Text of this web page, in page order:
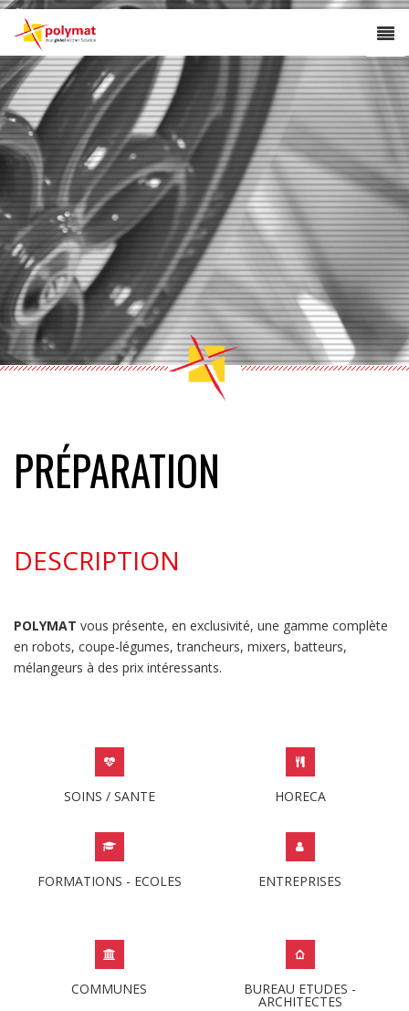
PRÉPARATION
DESCRIPTION
POLYMAT vous présente, en exclusivité, une gamme complète
en robots, coupe-légumes, trancheurs, mixers, batteurs,
mélangeurs à des prix intéressants.
SOINS / SANTE HORECA
FORMATIONS - ECOLES ENTREPRISES
COMMUNES BUREAU ETUDES -
ARCHITECTES